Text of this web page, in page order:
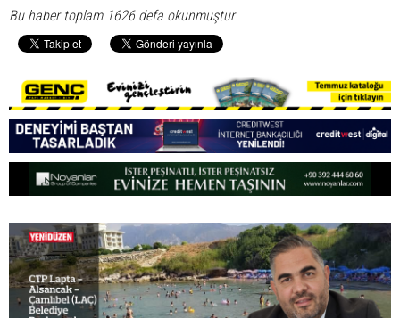
Bu haber toplam 1626 defa okunmuştur